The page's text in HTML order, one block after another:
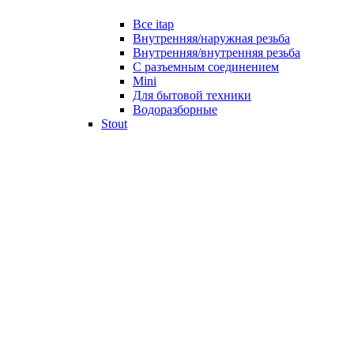
Все itap
Внутренняя/наружная резьба
Внутренняя/внутренняя резьба
С разъемным соединением
Mini
Для бытовой техники
Водоразборные
Stout